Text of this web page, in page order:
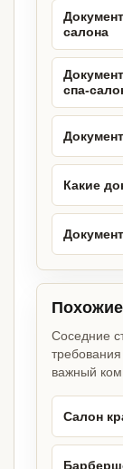
салона
спа-
Какие
Соседние
важный
Салон